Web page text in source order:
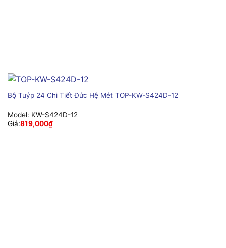
Bộ Tuýp 24 Chi Tiết Đức Hệ Mét TOP-KW-S424D-12
Model: KW-S424D-12
Giá:819,000₫